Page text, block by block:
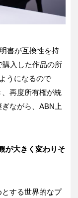
書が互換性を持
入した作品の所
うになるので
再度所有権が統
ながら、ABN上
が大きく変わりそ
とする世界的なプ